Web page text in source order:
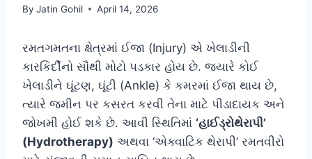
By Jatin Gohil April 14, 2026
રમતગમતના ક્ષેત્રમાં ઈજા (Injury) એ ખેલાડીની
કારકિર્દીનો સૌથી મોટો પડકાર હોય છે. જ્યારે કોઈ
ખેલાડીને ઘૂંટણ, ઘૂંટી (Ankle) કે કમરમાં ઈજા થાય છે,
ત્યારે જમીન પર કસરત કરવી તેના માટે પીડાદાયક અને
જોખમી હોઈ શકે છે. આવી સ્થિતિમાં ‘હાઈડ્રોથેરાપી’
(Hydrotherapy) અથવા ‘એક્વાટિક થેરાપી’ રમતવીરો